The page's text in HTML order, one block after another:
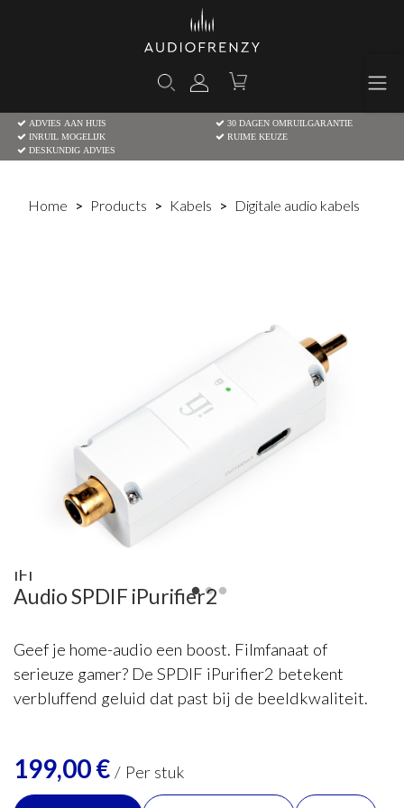
ADVIES AAN HUIS
30 DAGEN OMRUILGARANTIE
INRUIL MOGELIJK
RUIME KEUZE
DESKUNDIG ADVIES
Home Products Kabels Digitale audio kabels
iFi
Audio SPDIF iPurifier2
Geef je home-audio een boost. Filmfanaat of
serieuze gamer? De SPDIF iPurifier2 betekent
verbluffend geluid dat past bij de beeldkwaliteit.
199,00€ / Per stuk